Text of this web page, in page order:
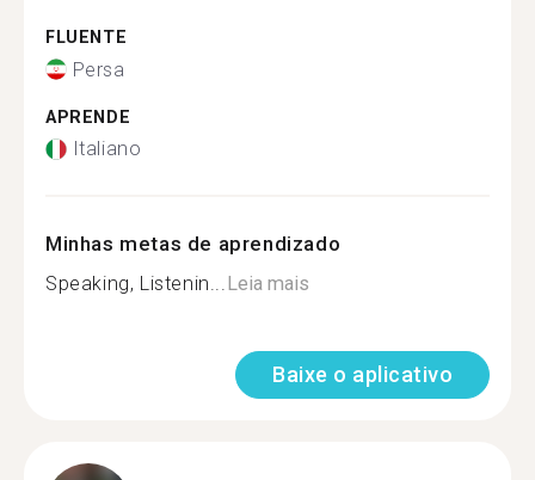
FLUENTE
Persa
APRENDE
Italiano
Minhas metas de aprendizado
Speaking, Listenin...Leia mais
Baixe o aplicativo